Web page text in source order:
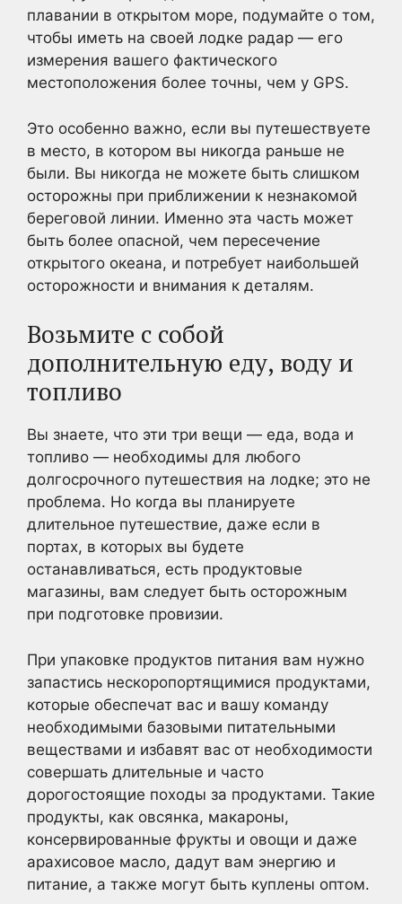
плавании в открытом море, подумайте о том,
чтобы иметь на своей лодке радар — его
измерения вашего фактического
местоположения более точны, чем у GPS.
Это особенно важно, если вы путешествуете
в место, в котором вы никогда раньше не
были. Вы никогда не можете быть слишком
осторожны при приближении к незнакомой
береговой линии. Именно эта часть может
быть более опасной, чем пересечение
открытого океана, и потребует наибольшей
осторожности и внимания к деталям.
Возьмите с собой
дополнительную еду, воду и
топливо
Вы знаете, что эти три вещи — еда, вода и
топливо — необходимы для любого
долгосрочного путешествия на лодке; это не
проблема. Но когда вы планируете
длительное путешествие, даже если в
портах, в которых вы будете
останавливаться, есть продуктовые
магазины, вам следует быть осторожным
при подготовке провизии.
При упаковке продуктов питания вам нужно
запастись нескоропортящимися продуктами,
которые обеспечат вас и вашу команду
необходимыми базовыми питательными
веществами и избавят вас от необходимости
совершать длительные и часто
дорогостоящие походы за продуктами. Такие
продукты, как овсянка, макароны,
консервированные фрукты и овощи и даже
арахисовое масло, дадут вам энергию и
питание, а также могут быть куплены оптом.